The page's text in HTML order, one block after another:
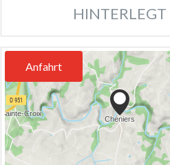
HINTERLEGT
Anfahrt